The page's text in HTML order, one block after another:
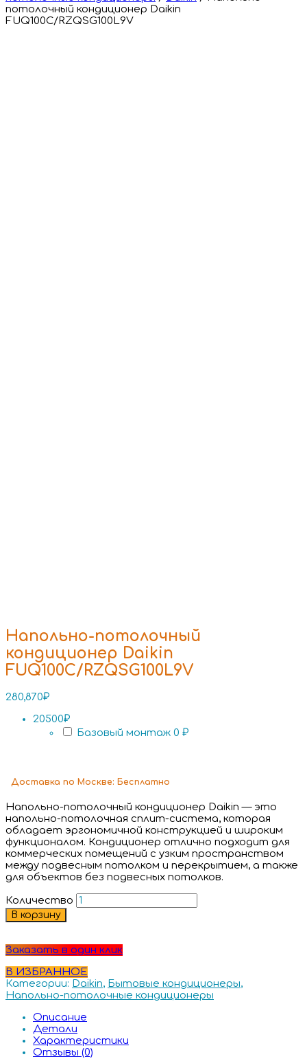
потолочный кондиционер Daikin
FUQ100C/RZQSG100L9V
Напольно-потолочный
кондиционер Daikin
FUQ100C/RZQSG100L9V
280,870₽
20500₽
Базовый монтаж 0 ₽
Доставка по Москве: Бесплатно
Напольно-потолочный кондиционер Daikin — это
напольно-потолочная сплит-система, которая
обладает эргономичной конструкцией и широким
функционалом. Кондиционер отлично подходит для
коммерческих помещений с узким пространством
между подвесным потолком и перекрытием, а также
для объектов без подвесных потолков.
Количество
В корзину
Заказать в один клик
В ИЗБРАННОЕ
Категории: Daikin, Бытовые кондиционеры,
Напольно-потолочные кондиционеры
Описание
Детали
Характеристики
Отзывы (0)